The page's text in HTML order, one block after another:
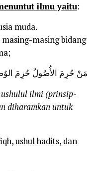
ilmu yaitu:
muda.
masing-masing bidang
مَنْ حُرِمَ الأُصُولُ حُرِمَ
ushulul ilmi (prinsip-
diharamkan untuk
ushul hadits, dan